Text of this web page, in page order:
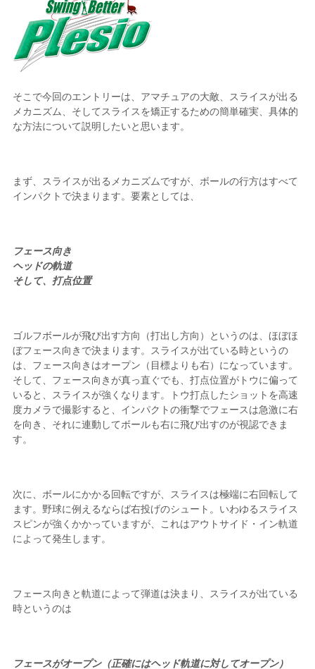
そこで今回のエントリーは、アマチュアの大敵、スライスが出る
メカニズム、そしてスライスを矯正するための簡単確実、具体的
な方法について説明したいと思います。
まず、スライスが出るメカニズムですが、ボールの行方はすべて
インパクトで決まります。要素としては、
フェース向き
ヘッドの軌道
そして、打点位置
ゴルフボールが飛び出す方向（打出し方向）というのは、ほぼほ
ぼフェース向きで決まります。スライスが出ている時というの
は、フェース向きはオープン（目標よりも右）になっています。
そして、フェース向きが真っ直ぐでも、打点位置がトウに偏って
いると、スライスが強くなります。トウ打点したショットを高速
度カメラで撮影すると、インパクトの衝撃でフェースは急激に右
を向き、それに連動してボールも右に飛び出すのが視認できま
す。
次に、ボールにかかる回転ですが、スライスは極端に右回転して
ます。野球に例えるならば右投げのシュート。いわゆるスライス
スピンが強くかかっていますが、これはアウトサイド・イン軌道
によって発生します。
フェース向きと軌道によって弾道は決まり、スライスが出ている
時というのは
フェースがオープン（正確にはヘッド軌道に対してオープン）